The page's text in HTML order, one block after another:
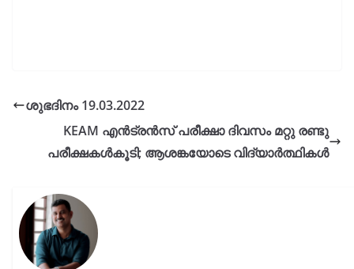
ശുഭദിനം 19.03.2022
KEAM എൻട്രൻസ് പരീക്ഷാ ദിവസം മറ്റു രണ്ടു
പരീക്ഷകൾകൂടി; ആശങ്കയോടെ വിദ്യാർത്ഥികൾ